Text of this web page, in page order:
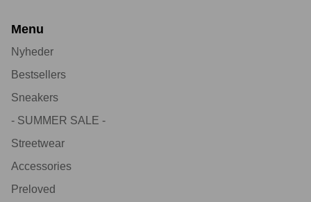
Menu
Nyheder
Bestsellers
Sneakers
- SUMMER SALE -
Streetwear
Accessories
Preloved